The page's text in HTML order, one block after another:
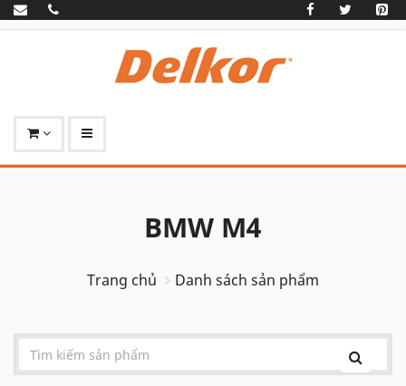
BMW M4
Trang chủ Danh sách sản phẩm